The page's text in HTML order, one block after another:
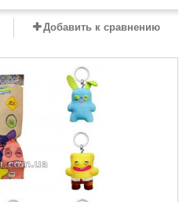
Добавить к сравнению